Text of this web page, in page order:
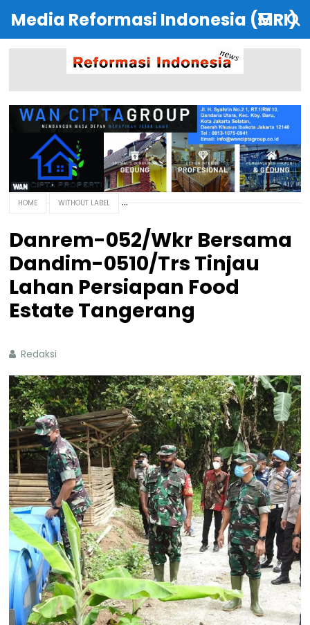
Media Reformasi Indonesia (MRI)
HOME WITHOUT LABEL
Danrem-052/Wkr Bersama
Dandim-0510/Trs Tinjau
Lahan Persiapan Food
Estate Tangerang
Redaksi